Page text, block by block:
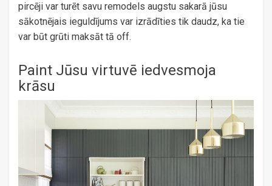
pircēji var turēt savu remodels augstu sakarā jūsu
sākotnējais ieguldījums var izrādīties tik daudz, ka tie
var būt grūti maksāt tā off.
Paint Jūsu virtuvē iedvesmoja
krāsu